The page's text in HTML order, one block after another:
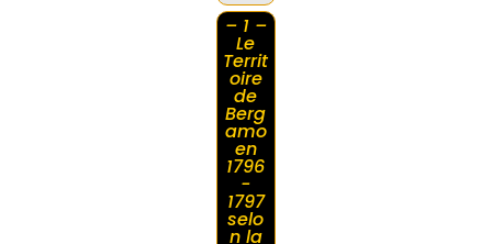
– 1 –
Le
Territ
oire
de
Berg
amo
en
1796
-
1797
selo
n la